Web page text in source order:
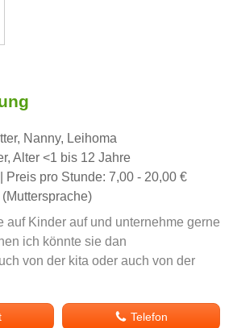
Nanny, Leihoma
Alter <1 bis 12 Jahre
Preis pro Stunde: 7,00 - 20,00 €
auf Kinder auf und unternehme gerne
ich könnte sie dan
von der kita oder auch von der
Telefon